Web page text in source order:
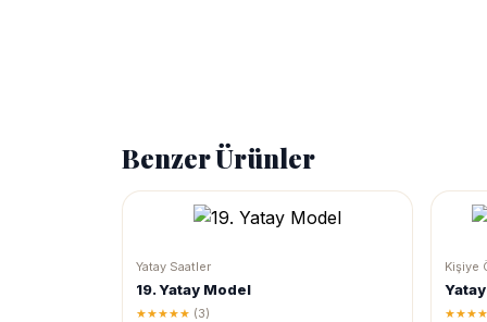
Benzer Ürünler
Yatay Saatler
19. Yatay Model
★★★★★ (3)
Kişiye